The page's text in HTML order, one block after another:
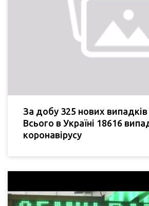
За добу 325 нових випадків
Всього в Україні 18616
коронавірусу